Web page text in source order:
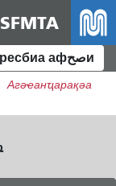
SFMTA
Аресбиа афصحи
Агәҽанҵарақәа